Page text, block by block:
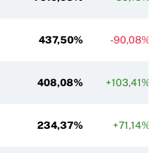
437,50% -90,08%
408,08% +103,41%
234,37% +71,14%